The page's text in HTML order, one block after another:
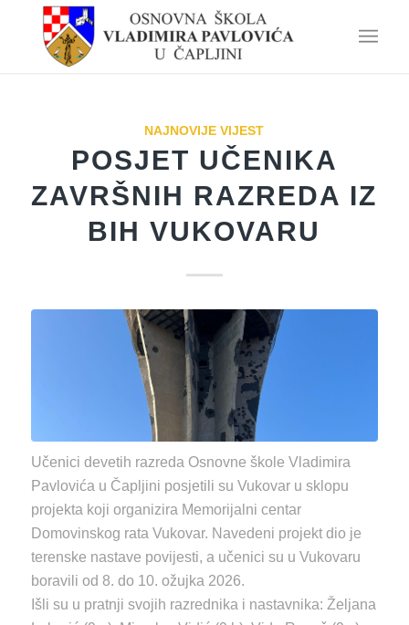
NAJNOVIJE VIJEST
POSJET UČENIKA
ZAVRŠNIH RAZREDA IZ
BIH VUKOVARU
Učenici devetih razreda Osnovne škole Vladimira
Pavlovića u Čapljini posjetili su Vukovar u sklopu
projekta koji organizira Memorijalni centar
Domovinskog rata Vukovar. Navedeni projekt dio je
terenske nastave povijesti, a učenici su u Vukovaru
boravili od 8. do 10. ožujka 2026.
Išli su u pratnji svojih razrednika i nastavnika: Željana